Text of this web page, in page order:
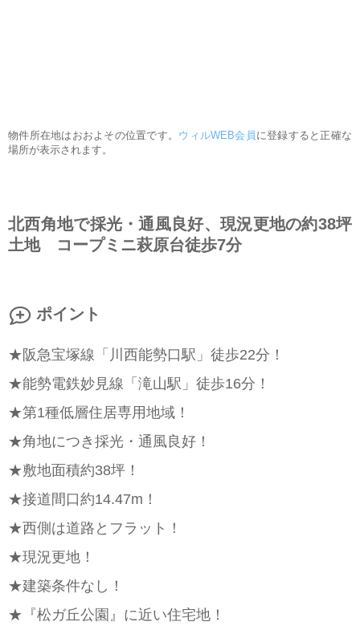
物件所在地はおおよその位置です。 ウィルWEB会員 に登録すると正確な
場所が表示されます。
北西角地で採光・通風良好、現況更地の約38坪
土地 コープミニ萩原台徒歩7分
ポイント
★阪急宝塚線「川西能勢口駅」徒歩22分！
★能勢電鉄妙見線「滝山駅」徒歩16分！
★第1種低層住居専用地域！
★角地につき採光・通風良好！
★敷地面積約38坪！
★接道間口約14.47m！
★西側は道路とフラット！
★現況更地！
★建築条件なし！
★『松ガ丘公園』に近い住宅地！